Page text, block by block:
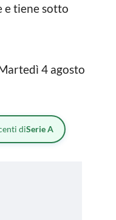
e tiene sotto
4 agosto
diSerie A